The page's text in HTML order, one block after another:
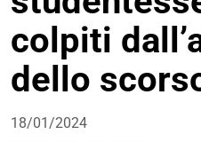
colpiti
dello
18/01/2024